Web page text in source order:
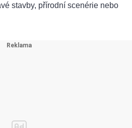
stavby, přírodní scenérie nebo